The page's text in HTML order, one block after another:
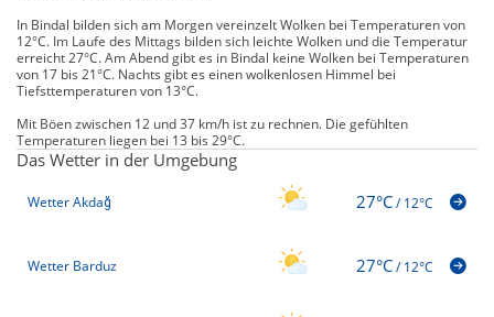
In Bindal bilden sich am Morgen vereinzelt Wolken bei Temperaturen von
12°C. Im Laufe des Mittags bilden sich leichte Wolken und die Temperatur
erreicht 27°C. Am Abend gibt es in Bindal keine Wolken bei Temperaturen
von 17 bis 21°C. Nachts gibt es einen wolkenlosen Himmel bei
Tiefsttemperaturen von 13°C.
Mit Böen zwischen 12 und 37 km/h ist zu rechnen. Die gefühlten
Temperaturen liegen bei 13 bis 29°C.
Das Wetter in der Umgebung
Wetter Akdağ 27°C/12°C
Wetter Barduz 27°C/12°C